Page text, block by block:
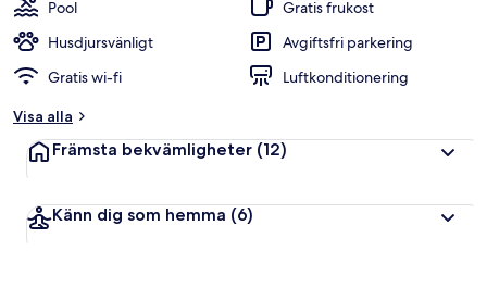
Pool
Gratis frukost
Husdjursvänligt
Avgiftsfri parkering
Gratis wi-fi
Luftkonditionering
Visa alla
Främsta bekvämligheter (12)
Känn dig som hemma (6)